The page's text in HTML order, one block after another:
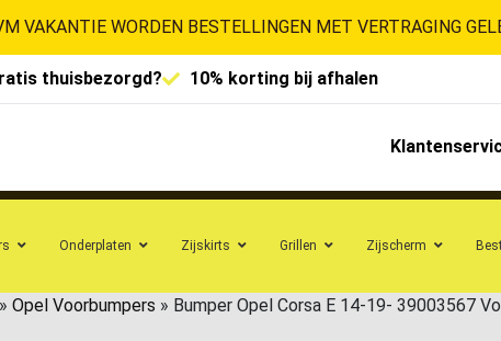
VAKANTIE WORDEN BESTELLINGEN MET VERTRAGING
thuisbezorgd? 10% korting bij afhalen
Onderplaten Zijskirts Grillen Zijscherm
» Opel Voorbumpers » Bumper Opel Corsa E 14-19- 39003567